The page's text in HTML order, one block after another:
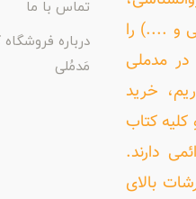
و ....) را
مدملی
خرید
کتاب
دائمی دارند.
بالای
تماس با ما
درباره
مَدمُلی